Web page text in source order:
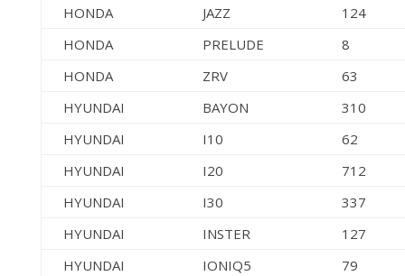
HONDA
JAZZ
124
HONDA
PRELUDE
8
HONDA
ZRV
63
HYUNDAI
BAYON
310
HYUNDAI
I10
62
HYUNDAI
I20
712
HYUNDAI
I30
337
HYUNDAI
INSTER
127
HYUNDAI
IONIQ5
79